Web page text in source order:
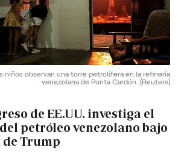
niños observan una torre petrolífera en la refinería
venezolana de Punta Cardón. (Reuters)
de EE.UU. investiga el
petróleo venezolano bajo
Trump